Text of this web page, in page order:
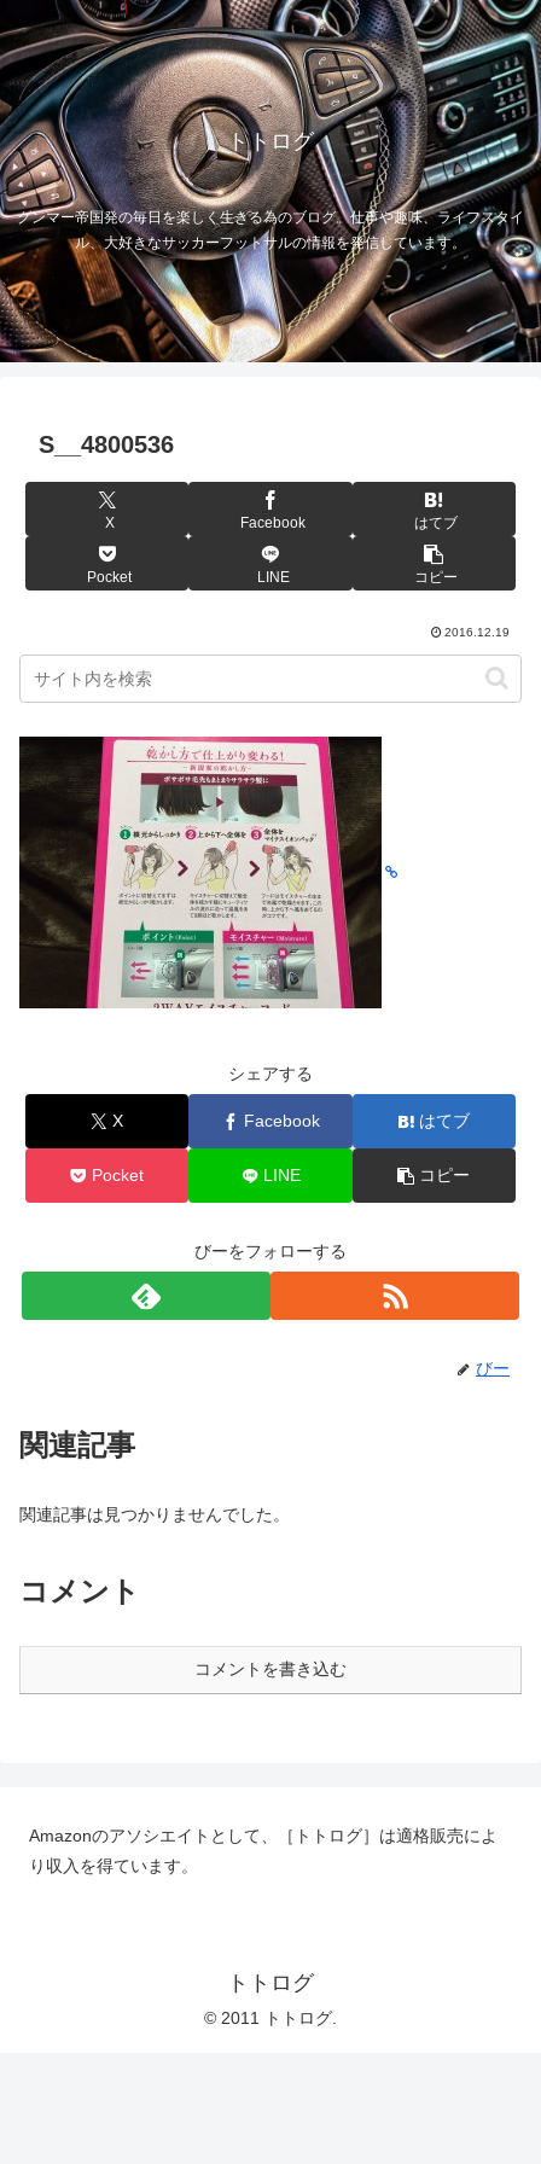
トトログ
グンマー帝国発の毎日を楽しく生きる為のブログ。仕事や趣味、ライフスタイ
ル、大好きなサッカーフットサルの情報を発信しています。
S__4800536
X Facebook はてブ
Pocket LINE コピー
2016.12.19
シェアする
X Facebook はてブ
Pocket LINE コピー
びーをフォローする
びー
関連記事
関連記事は見つかりませんでした。
コメント
コメントを書き込む
Amazonのアソシエイトとして、［トトログ］は適格販売によ
り収入を得ています。
トトログ
© 2011 トトログ.